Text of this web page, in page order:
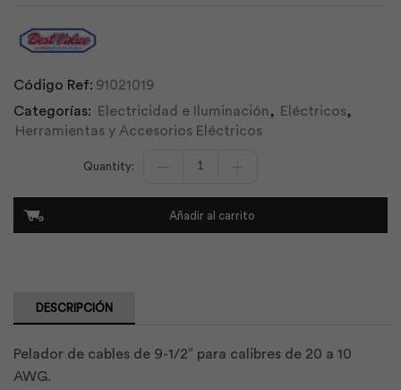
Código Ref: 91021019
Categorías:
Electricidad e Iluminación, Eléctricos,
Herramientas y Accesorios Eléctricos
Value
Añadir al carrito
DESCRIPCIÓN
Pelador de cables de 9-1/2″ para calibres de 20 a 10
AWG.